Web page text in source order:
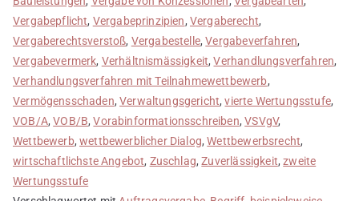
Vergabepflicht, Vergabeprinzipien, Vergaberecht,
Vergaberechtsverstoß, Vergabestelle,Vergabeverfahren,
Vergabevermerk, Verhältnismässigkeit,Verhandlungsverfahren,
Verhandlungsverfahren mit Teilnahmewettbewerb,
Vermögensschaden,Verwaltungsgericht,vierte Wertungsstufe,
VOB/A,VOB/B,Vorabinformationsschreiben,VSVgV,
Wettbewerb,wettbewerblicher Dialog,Wettbewerbsrecht,
wirtschaftlichste Angebot, Zuschlag,Zuverlässigkeit,zweite
Wertungsstufe